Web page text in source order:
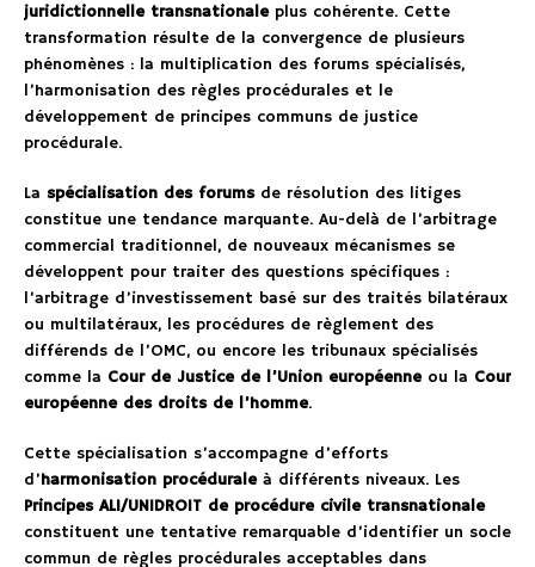
juridictionnelle transnationaleplus cohérente. Cette
transformation résulte de la convergence de plusieurs
phénomènes : la multiplication des forums spécialisés,
l’harmonisation des règles procédurales et le
développement de principes communs de justice
procédurale.
La spécialisation des forumsde résolution des litiges
constitue une tendance marquante. Au-delà de l’arbitrage
commercial traditionnel, de nouveaux mécanismes se
développent pour traiter des questions spécifiques :
l’arbitrage d’investissement basé sur des traités bilatéraux
ou multilatéraux, les procédures de règlement des
différends de l’OMC, ou encore les tribunaux spécialisés
comme la Cour de Justice de l’Union européenneou la Cour
européenne des droits de l’homme.
Cette spécialisation s’accompagne d’efforts
d’harmonisation procéduraleà différents niveaux. Les
Principes ALI/UNIDROIT de procédure civile transnationale
constituent une tentative remarquable d’identifier un socle
commun de règles procédurales acceptables dans